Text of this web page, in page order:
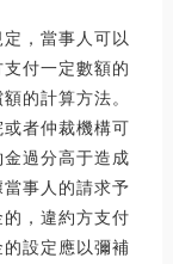
，當事人可以
付一定數額的
的計算方法。
者仲裁機構可
過分高于造成
事人的請求予
，違約方支付
設定應以彌補